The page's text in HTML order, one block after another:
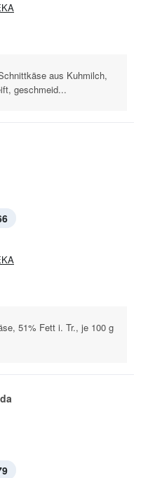
aus Kuhmilch,
geschmeid...
51% Fett i. Tr., je 100 g